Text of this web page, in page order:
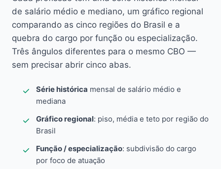
de salário médio e mediano, um gráfico regional
comparando as cinco regiões do Brasil e a
quebra do cargo por função ou especialização.
Três ângulos diferentes para o mesmo CBO —
sem precisar abrir cinco abas.
Série histórica mensal de salário médio e
mediana
Gráfico regional: piso, média e teto por região do
Brasil
Função / especialização: subdivisão do cargo
por foco de atuação